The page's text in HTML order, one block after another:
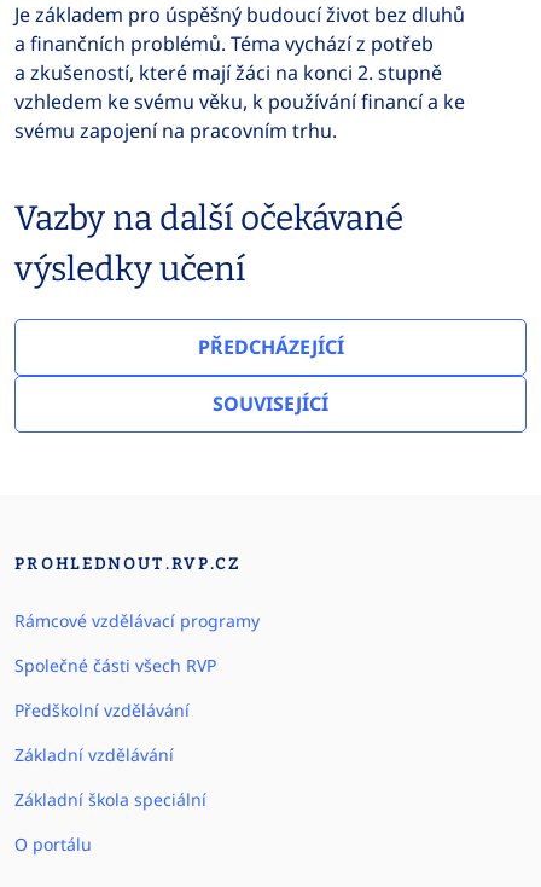
Je základem pro úspěšný budoucí život bez dluhů
a finančních problémů. Téma vychází z potřeb
a zkušeností, které mají žáci na konci 2. stupně
vzhledem ke svému věku, k používání financí a ke
svému zapojení na pracovním trhu.
Vazby na další očekávané
výsledky učení
PŘEDCHÁZEJÍCÍ
SOUVISEJÍCÍ
PROHLEDNOUT.RVP.CZ
Rámcové vzdělávací programy
Společné části všech RVP
Předškolní vzdělávání
Základní vzdělávání
Základní škola speciální
O portálu